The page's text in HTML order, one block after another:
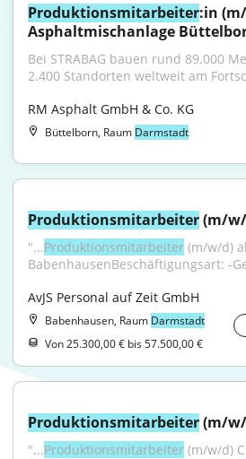
Produktionsmitarbeiter:in
Asphaltmischanlage
Bei STRABAG bauen rund 89.000
2.400 Standorten weltweit am
RM Asphalt GmbH & Co. KG
Büttelborn, Raum Darmstadt
Produktionsmitarbeiter (m/w/
"...Produktionsmitarbeiter (m/w/d)
BabenhausenBeschäftigungsart: -
AvJS Personal auf Zeit GmbH
Babenhausen, Raum Darmstadt
Von 25.300,00 € bis 57.500,00 €
Produktionsmitarbeiter (m/
"...Produktionsmitarbeiter (m/w/d)